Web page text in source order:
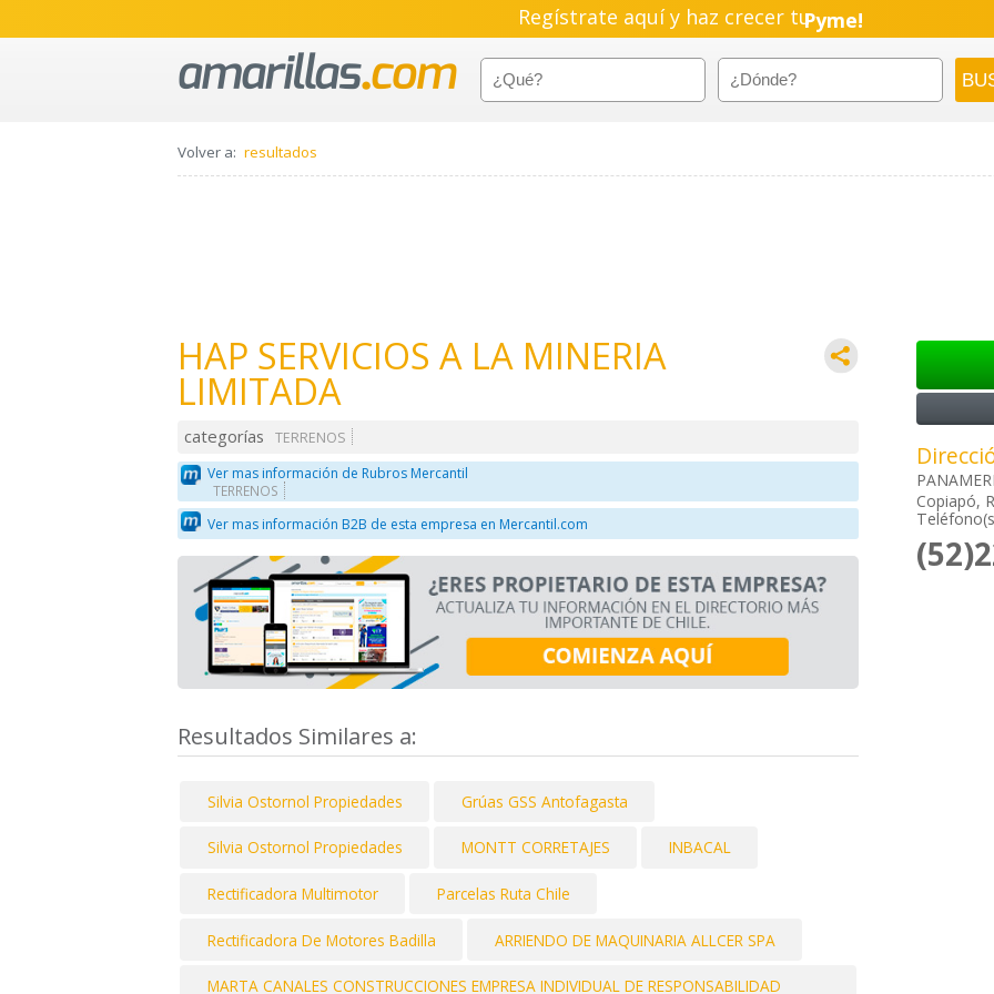
Regístrate aquí y haz crecer tuPyme!
Emprendimiento!
Volver a: resultados
HAP SERVICIOS A LA MINERIA
LIMITADA
categorías
TERRENOS
Ver mas información de Rubros Mercantil
TERRENOS
Ver mas información B2B de esta empresa en Mercantil.com
Resultados Similares a:
Silvia Ostornol Propiedades Grúas GSS Antofagasta
Silvia Ostornol Propiedades MONTT CORRETAJES INBACAL
Rectificadora Multimotor Parcelas Ruta Chile
Rectificadora De Motores Badilla ARRIENDO DE MAQUINARIA ALLCER SPA
MARTA CANALES CONSTRUCCIONES EMPRESA INDIVIDUAL DE RESPONSABILIDAD
Copiapó,